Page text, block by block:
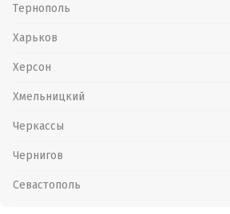
Тернополь
Харьков
Херсон
Хмельницкий
Черкассы
Чернигов
Севастополь